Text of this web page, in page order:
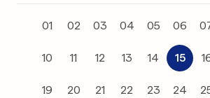
01 02 03 04 05 06
10 11 12 13 14 15
19 20 21 22 23 24